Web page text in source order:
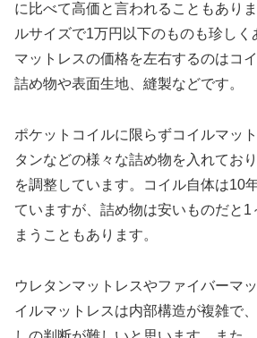
に比べて高価と言われることもあり
ルサイズで1万円以下のものも珍し
マットレスの価格を左右するのはコ
詰め物や表面生地、縫製などです。
ポケットコイルに限らずコイルマッ
タンなどの様々な詰め物を入れてお
を調整しています。コイル自体は10
ていますが、詰め物は安いものだと1
まうこともあります。
ウレタンマットレスやファイバーマ
イルマットレスは内部構造が複雑で